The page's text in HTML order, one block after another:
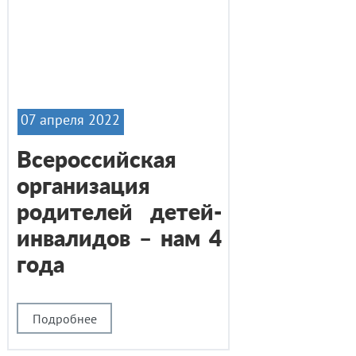
Подробнее
Всероссийская
организация
родителей детей-
инвалидов – нам 4
года
07 апреля 2022